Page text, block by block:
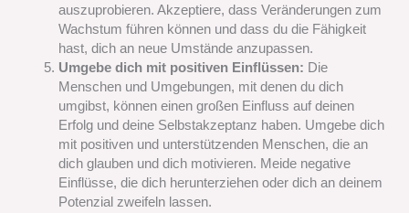
auszuprobieren. Akzeptiere, dass Veränderungen zum
Wachstum führen können und dass du die Fähigkeit
hast, dich an neue Umstände anzupassen.
Umgebe dich mit positiven Einflüssen: Die
Menschen und Umgebungen, mit denen du dich
umgibst, können einen großen Einfluss auf deinen
Erfolg und deine Selbstakzeptanz haben. Umgebe dich
mit positiven und unterstützenden Menschen, die an
dich glauben und dich motivieren. Meide negative
Einflüsse, die dich herunterziehen oder dich an deinem
Potenzial zweifeln lassen.